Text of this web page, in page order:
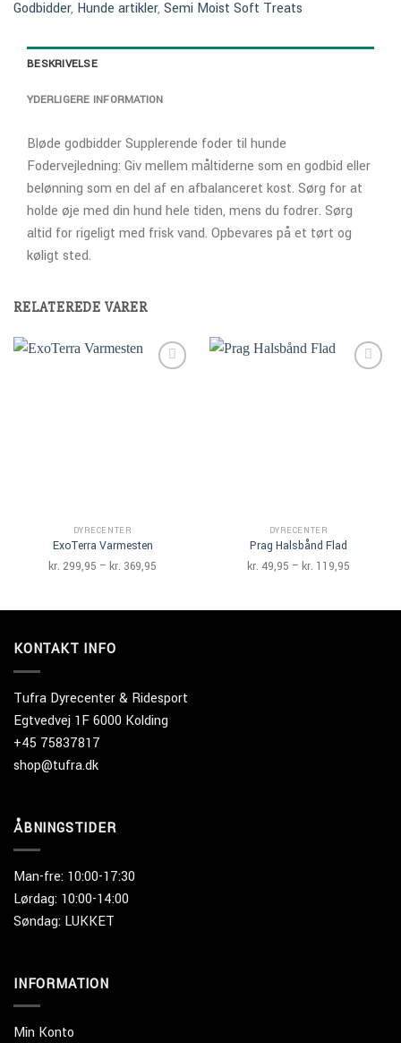
Godbidder, Hunde artikler, Semi Moist Soft Treats
BESKRIVELSE
YDERLIGERE INFORMATION
Bløde godbidder Supplerende foder til hunde
Fodervejledning: Giv mellem måltiderne som en godbid eller
belønning som en del af en afbalanceret kost. Sørg for at
holde øje med din hund hele tiden, mens du fodrer. Sørg
altid for rigeligt med frisk vand. Opbevares på et tørt og
køligt sted.
RELATEREDE VARER
DYRECENTER
ExoTerra Varmesten
kr. 299,95 – kr. 369,95
DYRECENTER
Prag Halsbånd Flad
kr. 49,95 – kr. 119,95
KONTAKT INFO
Tufra Dyrecenter & Ridesport
Egtvedvej 1F 6000 Kolding
+45 75837817
shop@tufra.dk
ÅBNINGSTIDER
Man-fre: 10:00-17:30
Lørdag: 10:00-14:00
Søndag: LUKKET
INFORMATION
Min Konto